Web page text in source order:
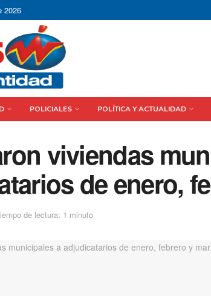
2026
POLICIALES POLÍTICA Y ACTUALIDAD
viviendas
de enero,
de lectura: 1 minuto